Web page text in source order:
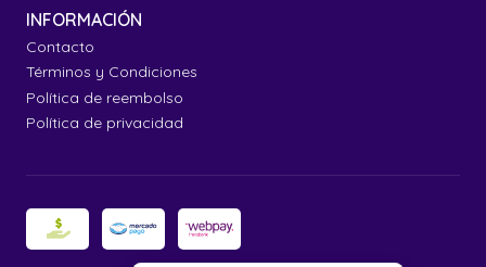
INFORMACIÓN
Contacto
Términos y Condiciones
Política de reembolso
Política de privacidad